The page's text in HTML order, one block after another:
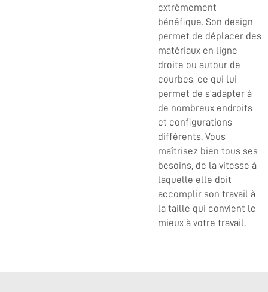
extrêmement
bénéfique. Son design
permet de déplacer des
matériaux en ligne
droite ou autour de
courbes, ce qui lui
permet de s'adapter à
de nombreux endroits
et configurations
différents. Vous
maîtrisez bien tous ses
besoins, de la vitesse à
laquelle elle doit
accomplir son travail à
la taille qui convient le
mieux à votre travail.